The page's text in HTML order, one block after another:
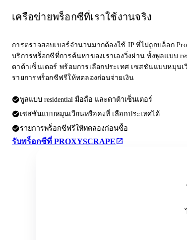
เครือข่ายพร็อกซีที่เราใช้งานจริง
การตรวจสอบเบอร์จำนวนมากต้องใช้ IP ที่ไม่ถูกบล็อก
บริการพร็อกซีที่การค้นหาของเราเองวิ่งผ่าน ทั้งพูลแบบ
ดาต้าเซ็นเตอร์ พร้อมการเลือกประเทศ เซสชันแบบหมุน
รายการพร็อกซีฟรีให้ทดลองก่อนจ่ายเงิน
พูลแบบ residential มือถือ และดาต้าเซ็นเตอร์
เซสชันแบบหมุนเวียนหรือคงที่ เลือกประเทศได้
รายการพร็อกซีฟรีให้ทดลองก่อนซื้อ
รับพร็อกซีที่ PROXYSCRAPE